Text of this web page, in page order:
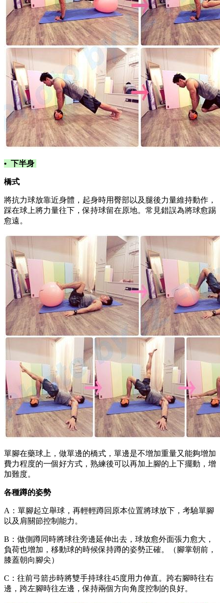
• 下半身
橋式
將抗力球放靠近身體，起身時用臀部以及腿後力量維持動作，
踩在球上將力量往下，保持球留在原地。常見錯誤為將球愈踢
愈遠。
單腳在藥球上，做單邊的橋式，單邊是不增加重量又能夠增加
費力程度的一個好方式，熟練後可以再加上腳的上下擺動，增
加難度。
各種蹲的姿勢
A：單腳起立舉球，再輕輕蹲回原本位置將球放下，考驗單腳
以及肩關節控制能力。
B：做側蹲同時將球往旁邊延伸出去，球放愈外面張力愈大，
負荷也增加，移動球的時候保持蹲的姿勢正確。（腳掌朝前，
膝蓋朝向腳尖）
C：往前弓箭步時將雙手持球往45度用力伸直。跨右腳時往右
邊，跨左腳時往左邊，保持兩個方向角度控制的良好。